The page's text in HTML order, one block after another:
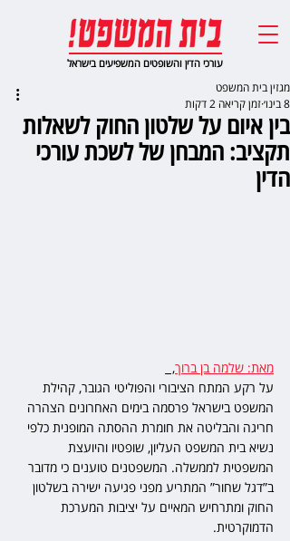
עורכי הדין והשופטים המשפיעים בישראל
בין איום על שלטון החוק לשאלות
תקציב: המבחן של לשכת עורכי
הדין
מגזין בית המשפט
8 בינו׳
זמן קריאה 2 דקות
מאת: שלמה בן ברוך,
על רקע המתח הציבורי והפוליטי הגובר, קהילת
המשפט בישראל פרסמה בימים האחרונים הצהרה
חריגה והבליטה את חומרת ההסתה המופנית כלפי
נשיא בית המשפט העליון, שופטיו והיועצת
המשפטית לממשלה. המשפטנים טוענים כי מדובר
ב”דגל שחור” המתריע מפני פגיעה ישירה בשלטון
החוק ומתרחיש המאיים על יציבות המערכת
הדמוקרטית.